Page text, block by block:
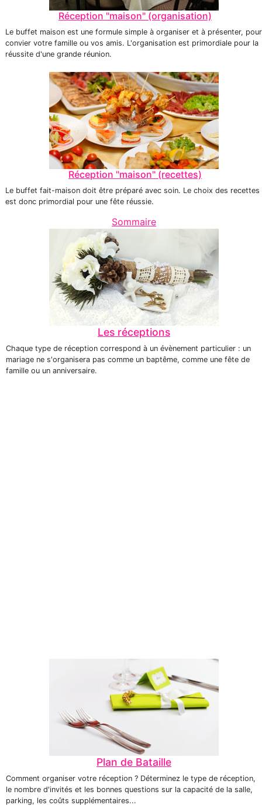
Réception "maison" (organisation)
Le buffet maison est une formule simple à organiser et à présenter, pour
convier votre famille ou vos amis. L'organisation est primordiale pour la
réussite d'une grande réunion.
Réception "maison" (recettes)
Le buffet fait-maison doit être préparé avec soin. Le choix des recettes
est donc primordial pour une fête réussie.
Sommaire
Les réceptions
Chaque type de réception correspond à un évènement particulier : un
mariage ne s'organisera pas comme un baptême, comme une fête de
famille ou un anniversaire.
Plan de Bataille
Comment organiser votre réception ? Déterminez le type de réception,
le nombre d'invités et les bonnes questions sur la capacité de la salle,
parking, les coûts supplémentaires...